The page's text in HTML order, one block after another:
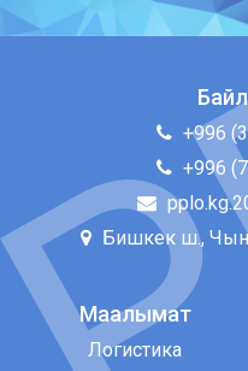
+996
+996
Бишкек ш.,
Маалымат
Логистика